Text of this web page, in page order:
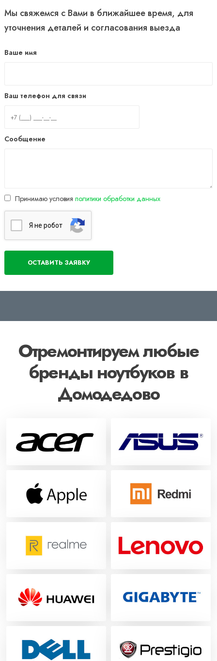
Мы свяжемся с Вами в ближайшее время, для
уточнения деталей и согласования выезда
Ваше имя
Ваш телефон для связи
Сообщение
Принимаю условия политики обработки данных
Я нe poбoт
Отремонтируем любые
бренды ноутбуков в
Домодедово